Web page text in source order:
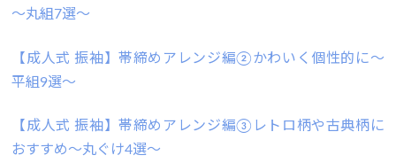
～丸組7選～
【成人式 振袖】帯締めアレンジ編②かわいく個性的に～
平組9選～
【成人式 振袖】帯締めアレンジ編③レトロ柄や古典柄に
おすすめ～丸ぐけ4選～